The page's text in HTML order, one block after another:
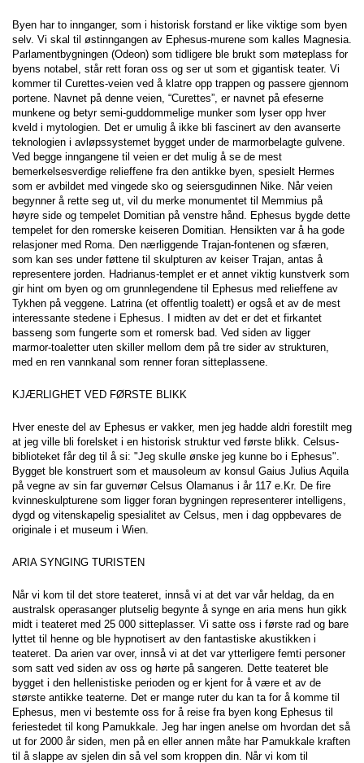
Byen har to innganger, som i historisk forstand er like viktige som byen
selv. Vi skal til østinngangen av Ephesus-murene som kalles Magnesia.
Parlamentbygningen (Odeon) som tidligere ble brukt som møteplass for
byens notabel, står rett foran oss og ser ut som et gigantisk teater. Vi
kommer til Curettes-veien ved å klatre opp trappen og passere gjennom
portene. Navnet på denne veien, “Curettes”, er navnet på efeserne
munkene og betyr semi-guddommelige munker som lyser opp hver
kveld i mytologien. Det er umulig å ikke bli fascinert av den avanserte
teknologien i avløpssystemet bygget under de marmorbelagte gulvene.
Ved begge inngangene til veien er det mulig å se de mest
bemerkelsesverdige relieffene fra den antikke byen, spesielt Hermes
som er avbildet med vingede sko og seiersgudinnen Nike. Når veien
begynner å rette seg ut, vil du merke monumentet til Memmius på
høyre side og tempelet Domitian på venstre hånd. Ephesus bygde dette
tempelet for den romerske keiseren Domitian. Hensikten var å ha gode
relasjoner med Roma. Den nærliggende Trajan-fontenen og sfæren,
som kan ses under føttene til skulpturen av keiser Trajan, antas å
representere jorden. Hadrianus-templet er et annet viktig kunstverk som
gir hint om byen og om grunnlegendene til Ephesus med relieffene av
Tykhen på veggene. Latrina (et offentlig toalett) er også et av de mest
interessante stedene i Ephesus. I midten av det er det et firkantet
basseng som fungerte som et romersk bad. Ved siden av ligger
marmor-toaletter uten skiller mellom dem på tre sider av strukturen,
med en ren vannkanal som renner foran sitteplassene.
KJÆRLIGHET VED FØRSTE BLIKK
Hver eneste del av Ephesus er vakker, men jeg hadde aldri forestilt meg
at jeg ville bli forelsket i en historisk struktur ved første blikk. Celsus-
biblioteket får deg til å si: "Jeg skulle ønske jeg kunne bo i Ephesus".
Bygget ble konstruert som et mausoleum av konsul Gaius Julius Aquila
på vegne av sin far guvernør Celsus Olamanus i år 117 e.Kr. De fire
kvinneskulpturene som ligger foran bygningen representerer intelligens,
dygd og vitenskapelig spesialitet av Celsus, men i dag oppbevares de
originale i et museum i Wien.
ARIA SYNGING TURISTEN
Når vi kom til det store teateret, innså vi at det var vår heldag, da en
australsk operasanger plutselig begynte å synge en aria mens hun gikk
midt i teateret med 25 000 sitteplasser. Vi satte oss i første rad og bare
lyttet til henne og ble hypnotisert av den fantastiske akustikken i
teateret. Da arien var over, innså vi at det var ytterligere femti personer
som satt ved siden av oss og hørte på sangeren. Dette teateret ble
bygget i den hellenistiske perioden og er kjent for å være et av de
største antikke teaterne. Det er mange ruter du kan ta for å komme til
Ephesus, men vi bestemte oss for å reise fra byen kong Ephesus til
feriestedet til kong Pamukkale. Jeg har ingen anelse om hvordan det så
ut for 2000 år siden, men på en eller annen måte har Pamukkale kraften
til å slappe av sjelen din så vel som kroppen din. Når vi kom til